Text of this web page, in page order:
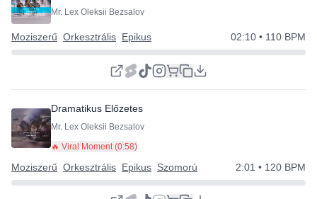
Mr. Lex Oleksii Bezsalov
Moziszerű Orkesztrális Epikus 02:10 • 110 BPM
Dramatikus Előzetes
Mr. Lex Oleksii Bezsalov
🔥 Viral Moment (0:58)
Moziszerű Orkesztrális Epikus Szomorú 2:01 • 120 BPM